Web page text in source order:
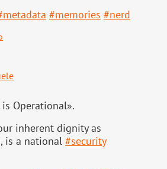
metadata #memories #nerd
Operational».
inherent dignity as
is a national #security